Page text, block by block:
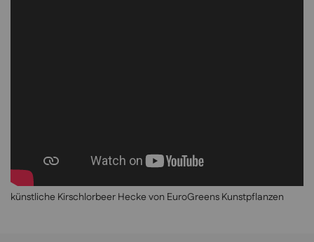
künstliche Kirschlorbeer Hecke von EuroGreens Kunstpflanzen